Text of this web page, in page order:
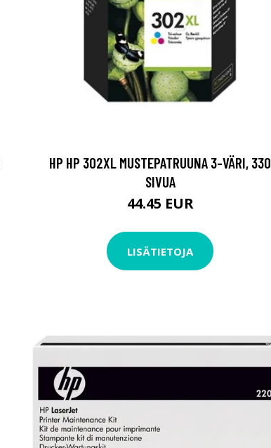
HP HP 302XL MUSTEPATRUUNA 3-VÄRI, 330
SIVUA
44.45 EUR
LISÄTIETOJA